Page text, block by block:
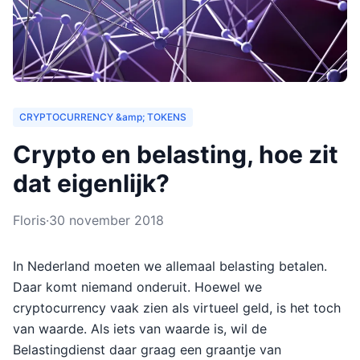
CRYPTOCURRENCY &amp; TOKENS
Crypto en belasting, hoe zit
dat eigenlijk?
Floris·30 november 2018
In Nederland moeten we allemaal belasting betalen.
Daar komt niemand onderuit. Hoewel we
cryptocurrency vaak zien als virtueel geld, is het toch
van waarde. Als iets van waarde is, wil de
Belastingdienst daar graag een graantje van